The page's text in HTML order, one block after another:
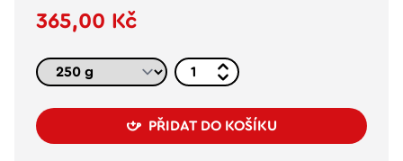
365,00 Kč
PŘIDAT DO KOŠÍKU